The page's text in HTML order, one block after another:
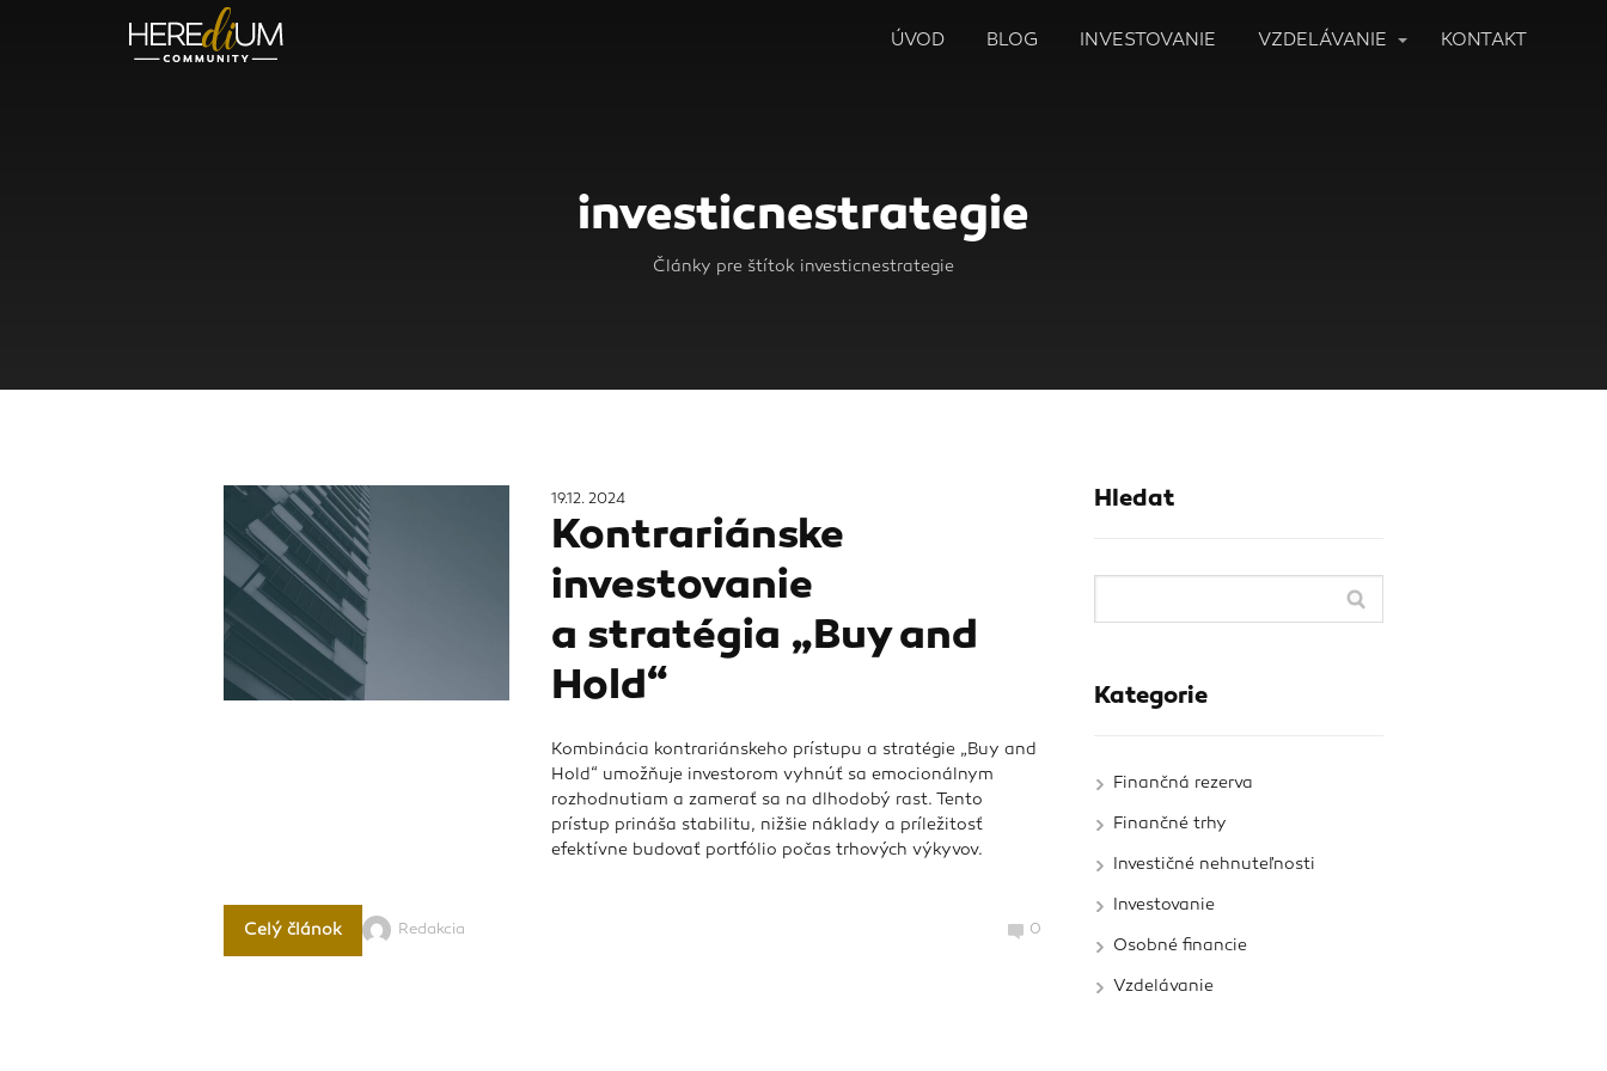
ÚVOD BLOG INVESTOVANIE VZDELÁVANIE KONTAKT
investicnestrategie
Články pre štítok investicnestrategie
19.12. 2024
Kontrariánske
investovanie
a stratégia „Buy and
Hold“
Kombinácia kontrariánskeho prístupu a stratégie „Buy and
Hold“ umožňuje investorom vyhnúť sa emocionálnym
rozhodnutiam a zamerať sa na dlhodobý rast. Tento
prístup prináša stabilitu, nižšie náklady a príležitosť
efektívne budovať portfólio počas trhových výkyvov.
Celý článok Redakcia 0
Hledat
Kategorie
Finančná rezerva
Finančné trhy
Investičné nehnuteľnosti
Investovanie
Osobné financie
Vzdelávanie